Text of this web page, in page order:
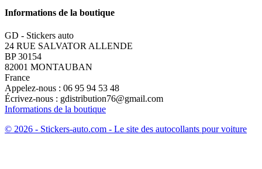
Informations de la boutique
GD - Stickers auto
24 RUE SALVATOR ALLENDE
BP 30154
82001 MONTAUBAN
France
Appelez-nous : 06 95 94 53 48
Écrivez-nous : gdistribution76@gmail.com
Informations de la boutique
© 2026 - Stickers-auto.com - Le site des autocollants pour voiture